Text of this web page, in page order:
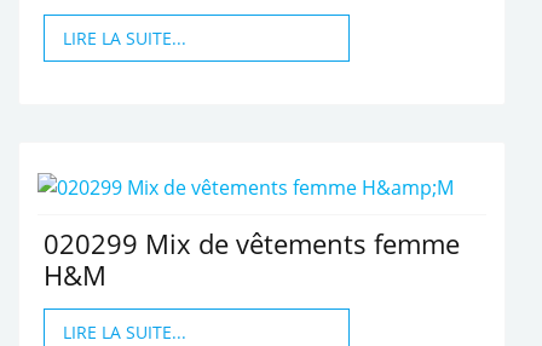
LIRE LA SUITE...
020299 Mix de vêtements femme
H&M
LIRE LA SUITE...